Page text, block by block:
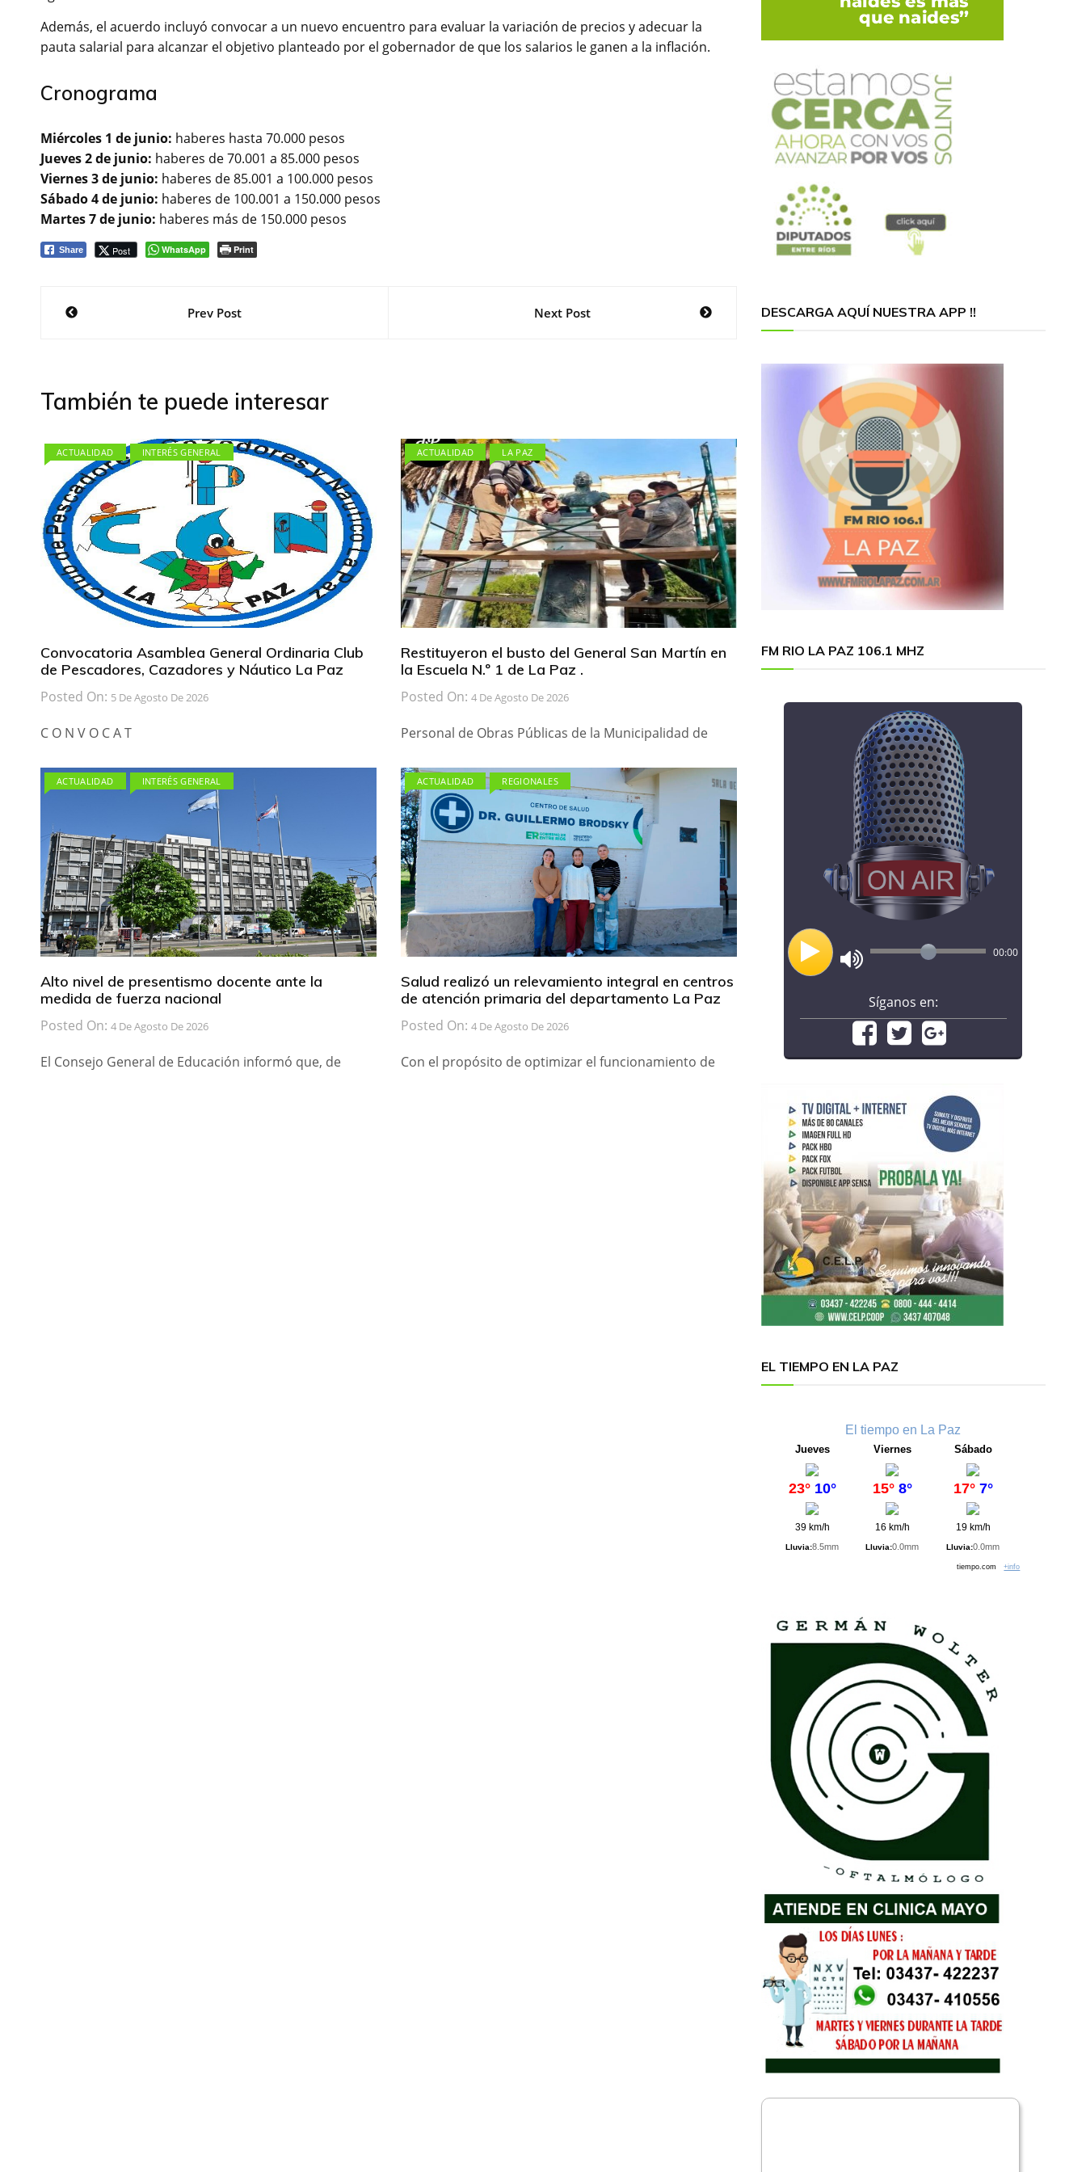
Además, el acuerdo incluyó convocar a un nuevo encuentro para evaluar la variación de precios y adecuar la
pauta salarial para alcanzar el objetivo planteado por el gobernador de que los salarios le ganen a la inflación.
Cronograma
Miércoles 1 de junio: haberes hasta 70.000 pesos
Jueves 2 de junio: haberes de 70.001 a 85.000 pesos
Viernes 3 de junio: haberes de 85.001 a 100.000 pesos
Sábado 4 de junio: haberes de 100.001 a 150.000 pesos
Martes 7 de junio: haberes más de 150.000 pesos
Share Post WhatsApp Print
NavegaciónPrev Post Next Post
También te puede interesar
ACTUALIDAD INTERÉS GENERAL
Convocatoria Asamblea General Ordinaria Club
de Pescadores, Cazadores y Náutico La Paz
Posted On: 5 De Agosto De 2026
C O N V O C A T
ACTUALIDAD LA PAZ
Restituyeron el busto del General San Martín en
la Escuela N.º 1 de La Paz .
Posted On: 4 De Agosto De 2026
Personal de Obras Públicas de la Municipalidad de
ACTUALIDAD INTERÉS GENERAL
Alto nivel de presentismo docente ante la
medida de fuerza nacional
Posted On: 4 De Agosto De 2026
El Consejo General de Educación informó que, de
ACTUALIDAD REGIONALES
Salud realizó un relevamiento integral en centros
de atención primaria del departamento La Paz
Posted On: 4 De Agosto De 2026
Con el propósito de optimizar el funcionamiento de
DESCARGA AQUÍ NUESTRA APP !!
FM RIO LA PAZ 106.1 MHZ
00:00
Síganos en:
EL TIEMPO EN LA PAZ
El tiempo en La Paz
Jueves
23° 10°
39 km/h
Lluvia:8.5mm
Viernes
15° 8°
16 km/h
Lluvia:0.0mm
Sábado
17° 7°
19 km/h
Lluvia:0.0mm
tiempo.com+info